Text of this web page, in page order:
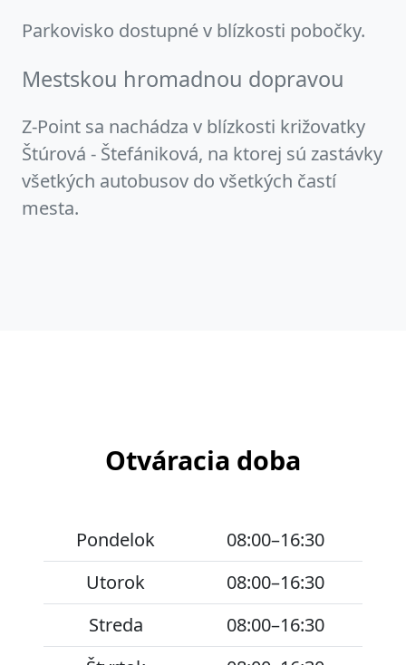
Parkovisko dostupné v blízkosti pobočky.
Mestskou hromadnou dopravou
Z-Point sa nachádza v blízkosti križovatky
Štúrová - Štefániková, na ktorej sú zastávky
všetkých autobusov do všetkých častí
mesta.
Otváracia doba
Pondelok
08:00–16:30
Utorok
08:00–16:30
Streda
08:00–16:30